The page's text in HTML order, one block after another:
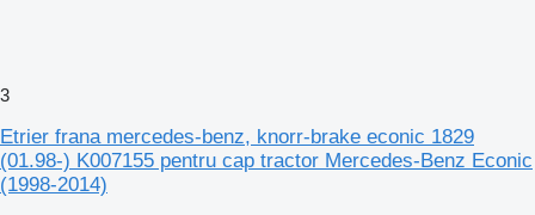
3
Etrier frana mercedes-benz, knorr-brake econic 1829
(01.98-) K007155 pentru cap tractor Mercedes-Benz Econic
(1998-2014)